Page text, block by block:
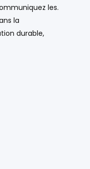
les.
la
durable,